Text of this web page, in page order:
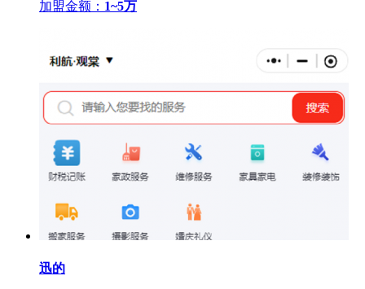
加盟金额： 1~5万
迅的